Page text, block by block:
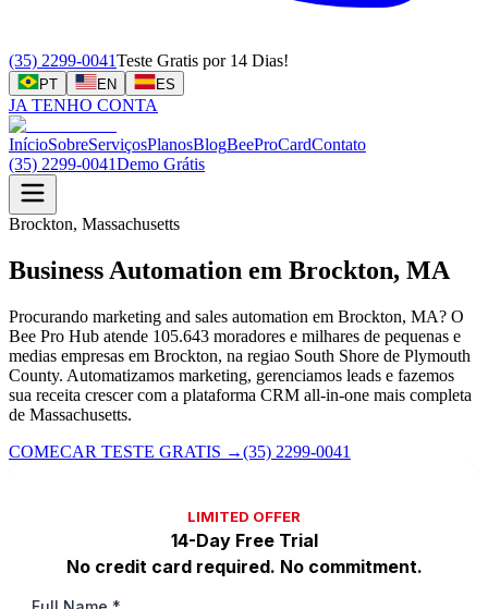
(35) 2299-0041Teste Gratis por 14 Dias!
PT EN ES
JA TENHO CONTA
InícioSobreServiçosPlanosBlogBeeProCardContato
(35) 2299-0041Demo Grátis
Brockton, Massachusetts
Business Automation em Brockton, MA
Procurando marketing and sales automation em Brockton, MA? O
Bee Pro Hub atende 105.643 moradores e milhares de pequenas e
medias empresas em Brockton, na regiao South Shore de Plymouth
County. Automatizamos marketing, gerenciamos leads e fazemos
sua receita crescer com a plataforma CRM all-in-one mais completa
de Massachusetts.
COMECAR TESTE GRATIS →(35) 2299-0041